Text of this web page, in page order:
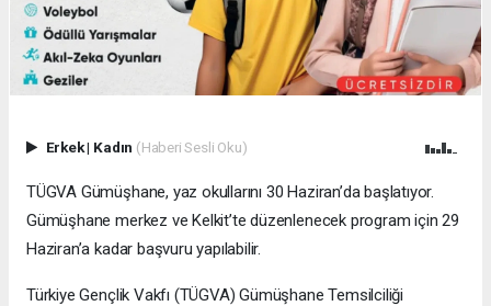
Erkek| Kadın (Haberi Sesli Oku)
TÜGVA Gümüşhane, yaz okullarını 30 Haziran’da başlatıyor.
Gümüşhane merkez ve Kelkit’te düzenlenecek program için 29
Haziran’a kadar başvuru yapılabilir.
Türkiye Gençlik Vakfı (TÜGVA) Gümüşhane Temsilciliği